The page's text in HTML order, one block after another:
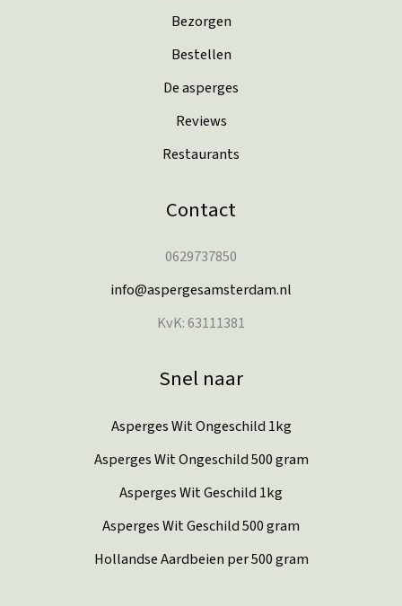
Bezorgen
Bestellen
De asperges
Reviews
Restaurants
Contact
0629737850
info@aspergesamsterdam.nl
KvK: 63111381
Snel naar
Asperges Wit Ongeschild 1kg
Asperges Wit Ongeschild 500 gram
Asperges Wit Geschild 1kg
Asperges Wit Geschild 500 gram
Hollandse Aardbeien per 500 gram